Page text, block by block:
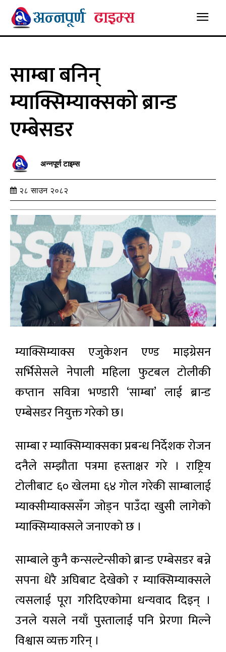
साम्बा बनिन्
म्याक्सिम्याक्सको ब्रान्ड
एम्बेसडर
अन्नपूर्ण टाइम्स
२८ साउन २०८२
म्याक्सिम्याक्स एजुकेशन एण्ड माइग्रेसन
सर्भिसेसले नेपाली महिला फुटबल टोलीकी
कप्तान सवित्रा भण्डारी ‘साम्बा’ लाई ब्रान्ड
एम्बेसडर नियुक्त गरेको छ।
साम्बा र म्याक्सिम्याक्सका प्रबन्ध निर्देशक रोजन
दनैले सम्झौता पत्रमा हस्ताक्षर गरे । राष्ट्रिय
टोलीबाट ६० खेलमा ६४ गोल गरेकी साम्बालाई
म्याक्सीम्याक्ससँग जोड्न पाउँदा खुसी लागेको
म्याक्सिम्याक्सले जनाएको छ ।
साम्बाले कुनै कन्सल्टेन्सीको ब्रान्ड एम्बेसडर बन्ने
सपना धेरै अघिबाट देखेको र म्याक्सिम्याक्सले
त्यसलाई पूरा गरिदिएकोमा धन्यवाद दिइन् ।
उनले यसले नयाँ पुस्तालाई पनि प्रेरणा मिल्ने
विश्वास व्यक्त गरिन् ।